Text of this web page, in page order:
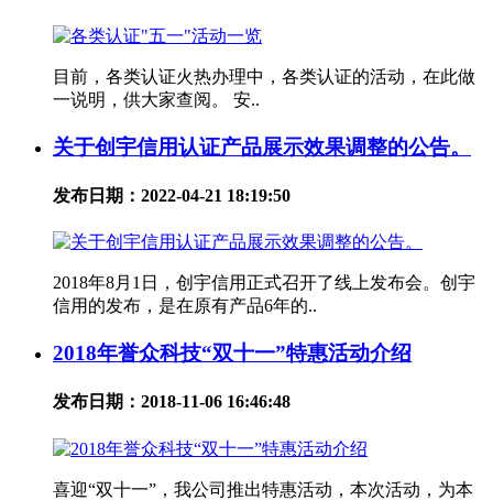
目前，各类认证火热办理中，各类认证的活动，在此做
一说明，供大家查阅。 安..
关于创宇信用认证产品展示效果调整的公告。
发布日期：2022-04-21 18:19:50
2018年8月1日，创宇信用正式召开了线上发布会。创宇
信用的发布，是在原有产品6年的..
2018年誉众科技“双十一”特惠活动介绍
发布日期：2018-11-06 16:46:48
喜迎“双十一”，我公司推出特惠活动，本次活动，为本